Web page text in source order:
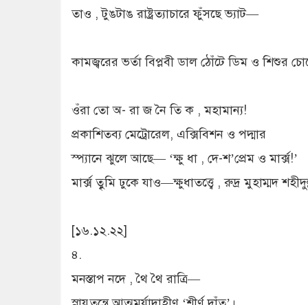
তাও , টুঙটাঙ রাষ্ট্রত্যাচারে ফুঁসছে ভ্যাট—
কামজ্বরের ভর্তা বিপ্লবী ডাল ঠোঁটে ডিম ও শিশুর
ওঁরা তো অ- রা জ নৈ তি ক , মহামান্য!
প্রকাশিতব্য মেট্রোরেল, এক্সিবিশন ও পদ্মার
স্প্যানে ঝুলে আছে— ‘ক্ষু ধা , দে-শ’প্রেম ও মার্ক্স!’
মার্ক্স তুৃমি ঢুকে যাও—ক্ষুধাতত্ত্বে , রুদ্র মুহাম্মদ
[১৬.১২.২২]
৪.
মনস্তাপ নদে , থৈ থৈ রাত্রি—